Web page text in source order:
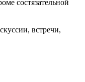
состязательной
встречи,